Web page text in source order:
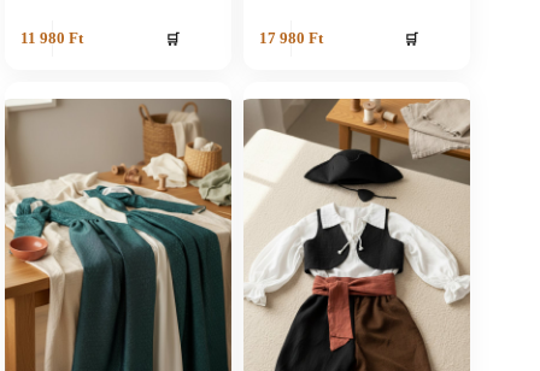
11 980Ft 🛒 17 980 Ft 🛒